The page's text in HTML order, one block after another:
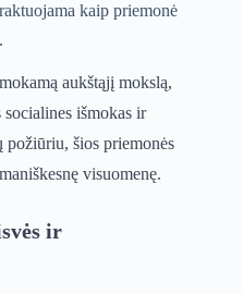
kaip priemonė
aukštąjį mokslą,
socialines išmokas ir
požiūriu, šios priemonės
visuomenę.
ir